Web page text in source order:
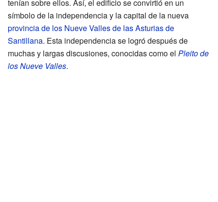
tenían sobre ellos. Así, el edificio se convirtió en un
símbolo de la independencia y la capital de la nueva
provincia de los Nueve Valles de las Asturias de
Santillana. Esta independencia se logró después de
muchas y largas discusiones, conocidas como el Pleito de
los Nueve Valles.